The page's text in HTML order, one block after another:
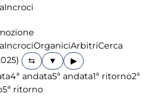
Incroci
IncrociOrganiciArbitriCerca
▶
4ª andata5ª andata1ª ritorno2ª
5ª ritorno